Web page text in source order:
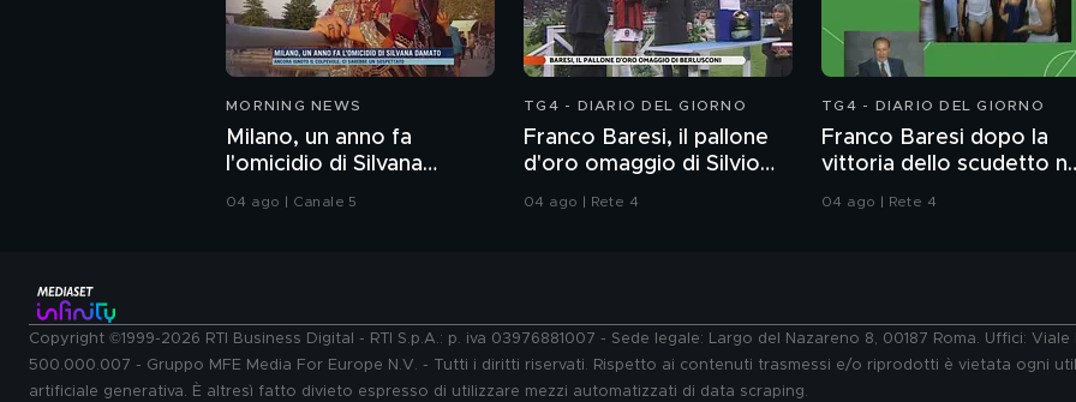
MORNING NEWS
Milano, un anno fa
l'omicidio di Silvana
Damato
04 ago | Canale 5
TG4 - DIARIO DEL GIORNO
Franco Baresi, il pallone
d'oro omaggio di Silvio
Berlusconi
04 ago | Rete 4
TG4 - DIARIO DEL GIORNO
Franco Baresi dopo la
vittoria dello scudetto
04 ago | Rete 4
Copyright ©1999-2026 RTI Business Digital - RTI S.p.A.: p. iva 03976881007 - Sede legale: Largo del Nazareno 8, 00187 Roma. Uffici:
500.000.007 - Gruppo MFE Media For Europe N.V. - Tutti i diritti riservati. Rispetto ai contenuti trasmessi e/o riprodotti è vietata ogni
artificiale generativa. È altresì fatto divieto espresso di utilizzare mezzi automatizzati di data scraping.